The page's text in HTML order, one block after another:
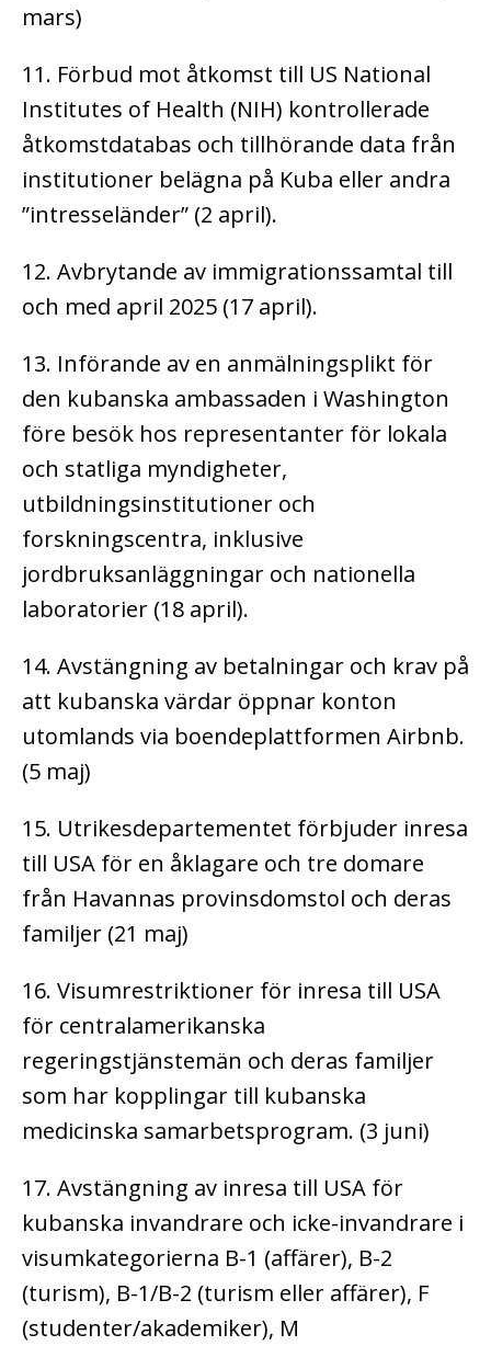
mars)
11. Förbud mot åtkomst till US National
Institutes of Health (NIH) kontrollerade
åtkomstdatabas och tillhörande data från
institutioner belägna på Kuba eller andra
”intresseländer” (2 april).
12. Avbrytande av immigrationssamtal till
och med april 2025 (17 april).
13. Införande av en anmälningsplikt för
den kubanska ambassaden i Washington
före besök hos representanter för lokala
och statliga myndigheter,
utbildningsinstitutioner och
forskningscentra, inklusive
jordbruksanläggningar och nationella
laboratorier (18 april).
14. Avstängning av betalningar och krav på
att kubanska värdar öppnar konton
utomlands via boendeplattformen Airbnb.
(5 maj)
15. Utrikesdepartementet förbjuder inresa
till USA för en åklagare och tre domare
från Havannas provinsdomstol och deras
familjer (21 maj)
16. Visumrestriktioner för inresa till USA
för centralamerikanska
regeringstjänstemän och deras familjer
som har kopplingar till kubanska
medicinska samarbetsprogram. (3 juni)
17. Avstängning av inresa till USA för
kubanska invandrare och icke-invandrare i
visumkategorierna B-1 (affärer), B-2
(turism), B-1/B-2 (turism eller affärer), F
(studenter/akademiker), M